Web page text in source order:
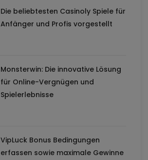
Die beliebtesten Casinoly Spiele für
Anfänger und Profis vorgestellt
Monsterwin: Die innovative Lösung
für Online-Vergnügen und
Spielerlebnisse
VipLuck Bonus Bedingungen
erfassen sowie maximale Gewinne